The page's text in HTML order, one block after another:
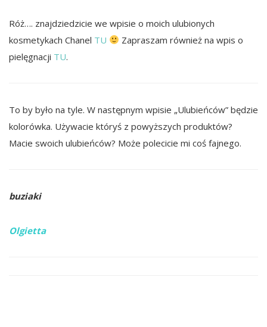
Róż…. znajdziedzicie we wpisie o moich ulubionych
kosmetykach Chanel TU
Zapraszam również na wpis o
pielęgnacji TU.
To by było na tyle. W następnym wpisie „Ulubieńców” będzie
kolorówka. Używacie któryś z powyższych produktów?
Macie swoich ulubieńców? Może polecicie mi coś fajnego.
buziaki
Olgietta